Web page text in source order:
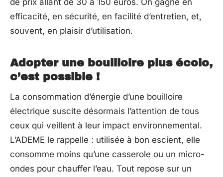
efficacité, en sécurité, en facilité d’entretien, et,
souvent, en plaisir d’utilisation.
Adopter une bouilloire plus écolo,
c’est possible !
La consommation d’énergie d’une bouilloire
électrique suscite désormais l’attention de tous
ceux qui veillent à leur impact environnemental.
L’ADEME le rappelle : utilisée à bon escient, elle
consomme moins qu’une casserole ou un micro-
ondes pour chauffer l’eau. Tout repose sur un